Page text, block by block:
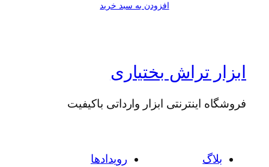
افزودن به سبد خرید
ابزار تراش بختیاری
فروشگاه اینترنتی ابزار وارداتی باکیفیت
بلاگ
رویدادها